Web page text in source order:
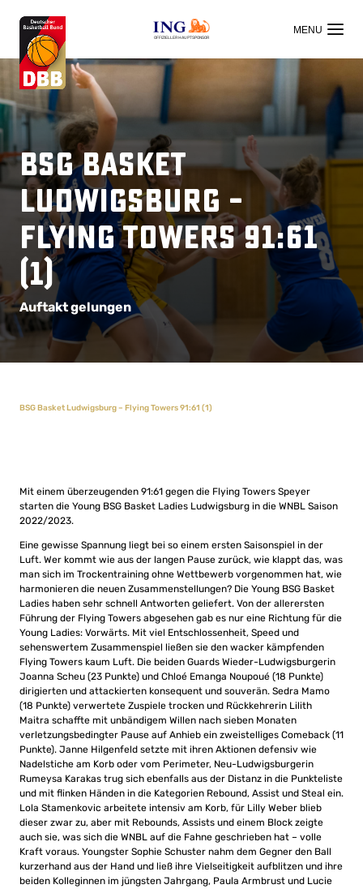
OFFIZIELLER HAUPTSPONSOR
BSG Basket
Ludwigsburg –
Flying Towers 91:61
(1)
Auftakt gelungen
BSG Basket Ludwigsburg – Flying Towers 91:61 (1)
Mit einem überzeugenden 91:61 gegen die Flying Towers Speyer
starten die Young BSG Basket Ladies Ludwigsburg in die WNBL Saison
2022/2023.
Eine gewisse Spannung liegt bei so einem ersten Saisonspiel in der
Luft. Wer kommt wie aus der langen Pause zurück, wie klappt das, was
man sich im Trockentraining ohne Wettbewerb vorgenommen hat, wie
harmonieren die neuen Zusammenstellungen? Die Young BSG Basket
Ladies haben sehr schnell Antworten geliefert. Von der allerersten
Führung der Flying Towers abgesehen gab es nur eine Richtung für die
Young Ladies: Vorwärts. Mit viel Entschlossenheit, Speed und
sehenswertem Zusammenspiel ließen sie den wacker kämpfenden
Flying Towers kaum Luft. Die beiden Guards Wieder-Ludwigsburgerin
Joanna Scheu (23 Punkte) und Chloé Emanga Noupoué (18 Punkte)
dirigierten und attackierten konsequent und souverän. Sedra Mamo
(18 Punkte) verwertete Zuspiele trocken und Rückkehrerin Lilith
Maitra schaffte mit unbändigem Willen nach sieben Monaten
verletzungsbedingter Pause auf Anhieb ein zweistelliges Comeback (11
Punkte). Janne Hilgenfeld setzte mit ihren Aktionen defensiv wie
Nadelstiche am Korb oder vom Perimeter, Neu-Ludwigsburgerin
Rumeysa Karakas trug sich ebenfalls aus der Distanz in die Punkteliste
und mit flinken Händen in die Kategorien Rebound, Assist und Steal ein.
Lola Stamenkovic arbeitete intensiv am Korb, für Lilly Weber blieb
dieser zwar zu, aber mit Rebounds, Assists und einem Block zeigte
auch sie, was sich die WNBL auf die Fahne geschrieben hat – volle
Kraft voraus. Youngster Sophie Schuster nahm dem Gegner den Ball
kurzerhand aus der Hand und ließ ihre Vielseitigkeit aufblitzen und ihre
beiden Kolleginnen im jüngsten Jahrgang, Paula Armbrust und Lucie